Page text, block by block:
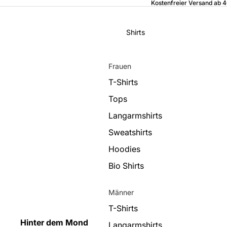
Kostenfreier Versand ab
Hinter dem Mond
Shirts
Frauen
T-Shirts
Tops
Langarmshirts
Sweatshirts
Hoodies
Bio Shirts
Männer
T-Shirts
Langarmshirts